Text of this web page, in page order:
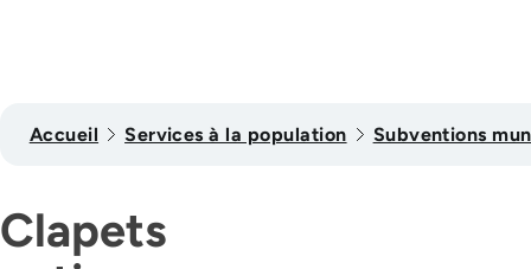
Accueil Services à la population Subventions
Clapets